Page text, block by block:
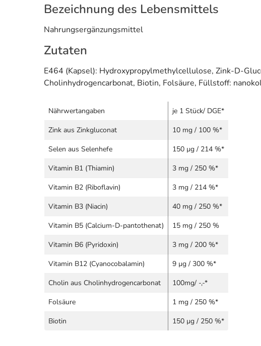
Bezeichnung des Lebensmittels
Nahrungsergänzungsmittel
Zutaten
E464 (Kapsel): Hydroxypropylmethylcellulose, Zink-D-
Cholinhydrogencarbonat, Biotin, Folsäure, Füllstoff:
Nährwertangaben
je 1 Stück/ DGE*
Zink aus Zinkgluconat
10 mg / 100 %*
Selen aus Selenhefe
150 µg / 214 %*
Vitamin B1 (Thiamin)
3 mg / 250 %*
Vitamin B2 (Riboflavin)
3 mg / 214 %*
Vitamin B3 (Niacin)
40 mg / 250 %*
Vitamin B5 (Calcium-D-pantothenat)
15 mg / 250 %
Vitamin B6 (Pyridoxin)
3 mg / 200 %*
Vitamin B12 (Cyanocobalamin)
9 µg / 300 %*
Cholin aus Cholinhydrogencarbonat
100mg/ -,-*
Folsäure
1 mg / 250 %*
Biotin
150 µg / 250 %*